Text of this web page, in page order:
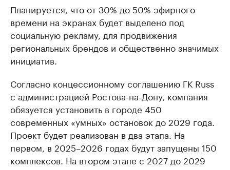
Планируется, что от 30% до 50% эфирного
времени на экранах будет выделено под
социальную рекламу, для продвижения
региональных брендов и общественно значимых
инициатив.
Согласно концессионному соглашению ГК Russ
с администрацией Ростова-на-Дону, компания
обязуется установить в городе 450
современных «умных» остановок до 2029 года.
Проект будет реализован в два этапа. На
первом, в 2025–2026 годах будут запущены 150
комплексов. На втором этапе с 2027 до 2029